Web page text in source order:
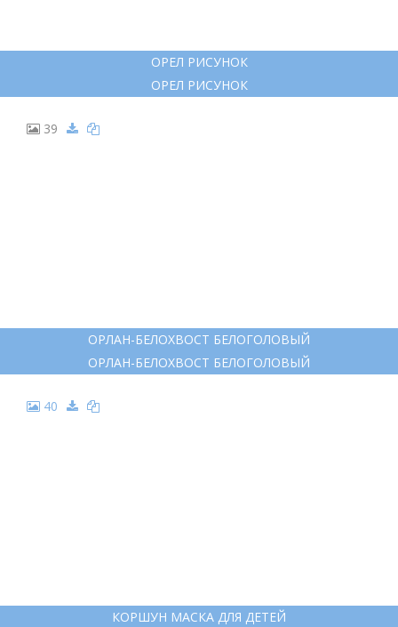
ОРЕЛ РИСУНОК
ОРЕЛ РИСУНОК
39
ОРЛАН-БЕЛОХВОСТ БЕЛОГОЛОВЫЙ
ОРЛАН-БЕЛОХВОСТ БЕЛОГОЛОВЫЙ
40
КОРШУН МАСКА ДЛЯ ДЕТЕЙ